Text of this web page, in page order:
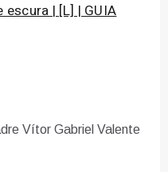
| [L] | GUIA